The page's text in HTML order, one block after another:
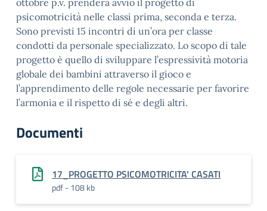
ottobre p.v. prenderà avvio il progetto di
psicomotricità nelle classi prima, seconda e terza.
Sono previsti 15 incontri di un’ora per classe
condotti da personale specializzato. Lo scopo di tale
progetto è quello di sviluppare l’espressività motoria
globale dei bambini attraverso il gioco e
l’apprendimento delle regole necessarie per favorire
l’armonia e il rispetto di sé e degli altri.
Documenti
17_PROGETTO PSICOMOTRICITA' CASATI
pdf - 108 kb